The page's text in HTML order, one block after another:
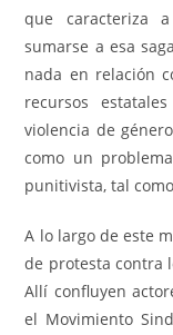
que caracteriza
sumarse a esa
nada en relación
recursos
violencia de
como un
punitivista, tal
A lo largo de este
de protesta contra
Allí confluyen
el Movimiento